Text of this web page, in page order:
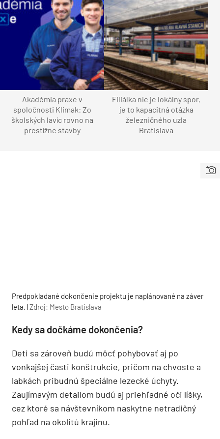
Akadémia praxe v
spoločnosti Klimak: Zo
školských lavíc rovno na
prestížne stavby
Filiálka nie je lokálny spor,
je to kapacitná otázka
železničného uzla
Bratislava
Predpokladané dokončenie projektu je naplánované na záver
leta. |Zdroj: Mesto Bratislava
Kedy sa dočkáme dokončenia?
Deti sa zároveň budú môcť pohybovať aj po
vonkajšej časti konštrukcie, pričom na chvoste a
labkách pribudnú špeciálne lezecké úchyty.
Zaujímavým detailom budú aj priehľadné oči líšky,
cez ktoré sa návštevníkom naskytne netradičný
pohľad na okolitú krajinu.